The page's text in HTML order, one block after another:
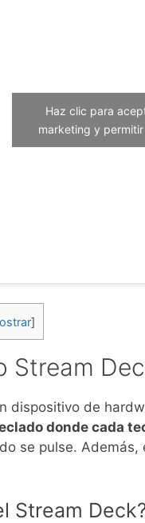
Haz clic para
marketing y
]
Stream
dispositivo de
donde cada
se pulse.
Stream